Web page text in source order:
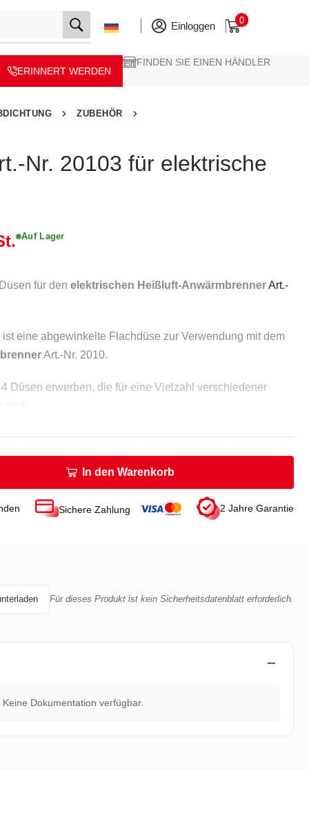
Einloggen 0
ERINNERT WERDEN
FINDEN SIE EINEN HÄNDLER
ZUBEHÖR
Nr. 20103 für elektrische
Auf Lager
für den elektrischen Heißluft-AnwärmbrennerArt.-
ist eine abgewinkelte Flachdüse zur Verwendung mit dem
Art.-Nr. 2010.
Düsen erwerben, die für eine Vielzahl verschiedener
In den Warenkorb
Sichere Zahlung 2 Jahre Garantie
Für dieses Produkt ist kein Sicherheitsdatenblatt erforderlich.
Keine Dokumentation verfügbar.